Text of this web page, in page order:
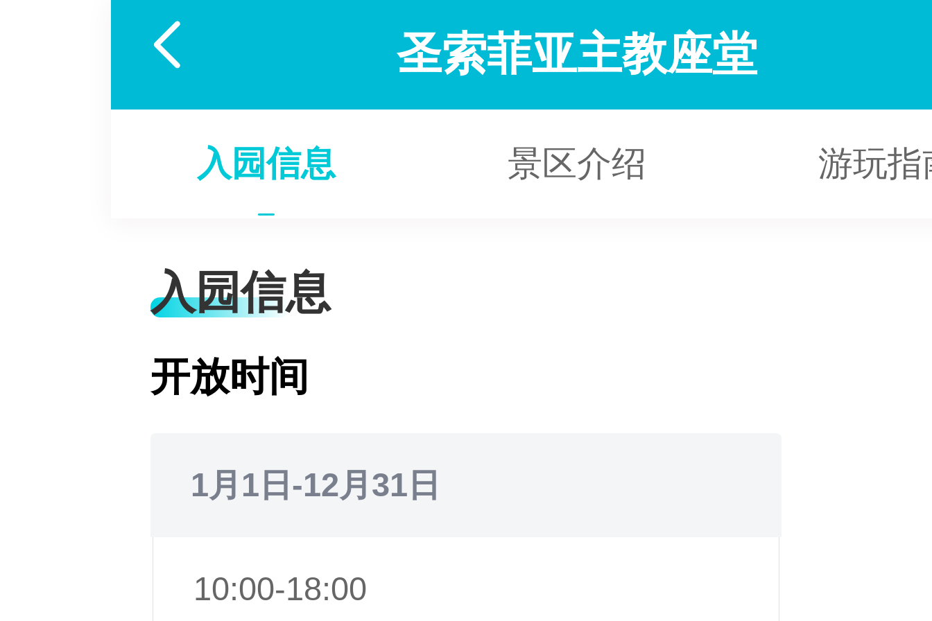
 圣索菲亚主教座堂
入园信息 景区介绍 游玩指
入园信息
开放时间
1月1日-12月31日
10:00-18:00